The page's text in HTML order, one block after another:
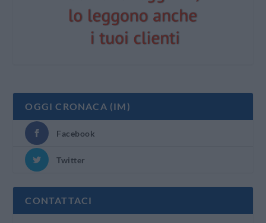
OGGI CRONACA (IM)
Facebook
Twitter
CONTATTACI